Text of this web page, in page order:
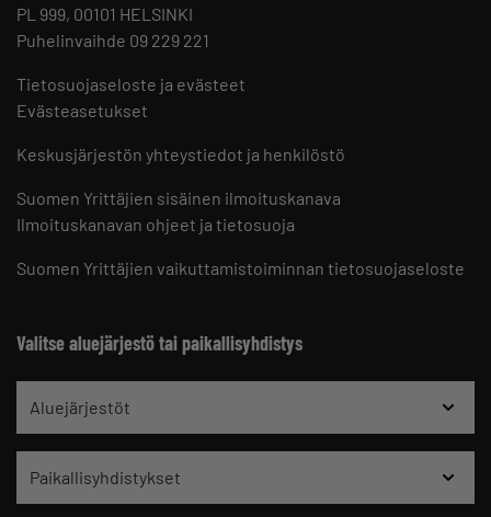
PL 999, 00101 HELSINKI
Puhelinvaihde 09 229 221
Tietosuojaseloste ja evästeet
Evästeasetukset
Keskusjärjestön yhteystiedot ja henkilöstö
Suomen Yrittäjien sisäinen ilmoituskanava
Ilmoituskanavan ohjeet ja tietosuoja
Suomen Yrittäjien vaikuttamistoiminnan tietosuojaseloste
Valitse aluejärjestö tai paikallisyhdistys
Aluejärjestöt
Paikallisyhdistykset